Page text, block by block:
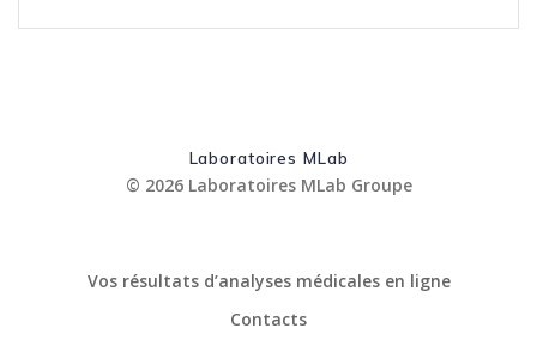
Laboratoires MLab
© 2026 Laboratoires MLab Groupe
Vos résultats d’analyses médicales en ligne
Contacts